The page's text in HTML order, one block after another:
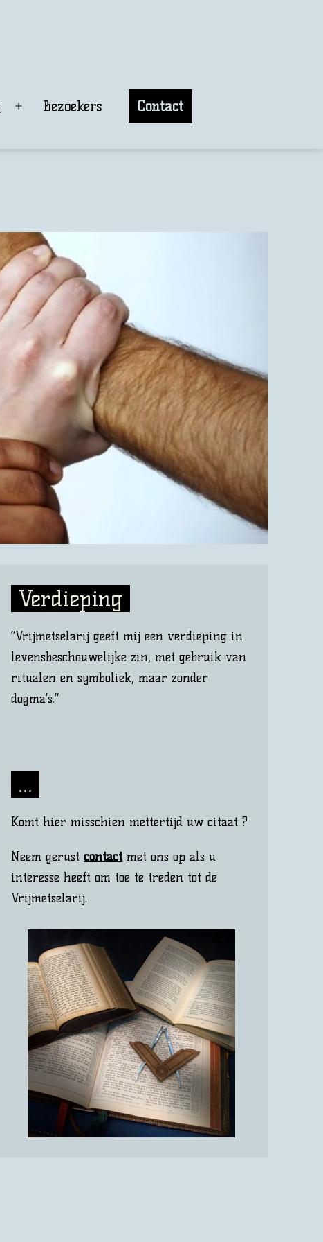
Bezoekers Contact
Verdieping
“Vrijmetselarij geeft mij een verdieping in
levensbeschouwelijke zin, met gebruik van
ritualen en symboliek, maar zonder
dogma’s.”
…
Komt hier misschien mettertijd uw citaat ?
Neem gerustcontact met ons op als u
interesse heeft om toe te treden tot de
Vrijmetselarij.